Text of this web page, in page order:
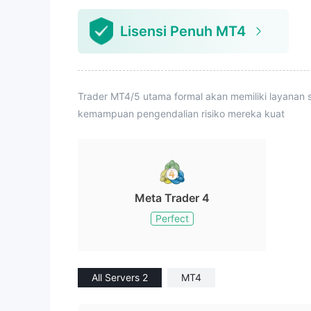
Lisensi Penuh MT4
Trader MT4/5 utama formal akan memiliki
kemampuan pengendalian risiko mereka kuat
Meta Trader 4
Perfect
All Servers 2 MT4